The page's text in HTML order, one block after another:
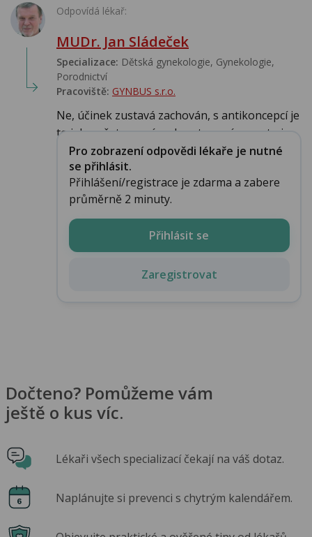
Odpovídá lékař:
MUDr. Jan Sládeček
Specializace: Dětská gynekologie, Gynekologie,
Porodnictví
Pracoviště: GYNBUS s.r.o.
Ne, účinek zustavá zachován, s antikoncepcí je
to jako s šaty-musí padnout na míru,proto je ...
Pro zobrazení odpovědi lékaře je nutné
se přihlásit.
Přihlášení/registrace je zdarma a zabere
průměrně 2 minuty.
Přihlásit se
Zaregistrovat
Dočteno? Pomůžeme vám
ještě o kus víc.
Lékaři všech specializací čekají na váš dotaz.
Naplánujte si prevenci s chytrým kalendářem.